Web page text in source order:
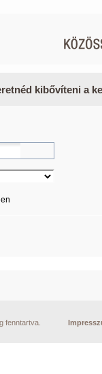
kibővíteni a
fenntartva.